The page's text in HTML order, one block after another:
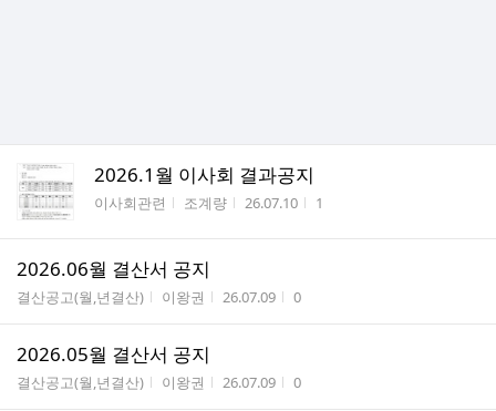
2026.1월 이사회 결과공지
게시판명
이사회관련 작성자
조계량 작성시간
26.07.10 조회수
1
2026.06월 결산서 공지
게시판명
결산공고(월,년결산) 작성자
이왕권 작성시간
26.07.09 조회수
0
2026.05월 결산서 공지
게시판명
결산공고(월,년결산) 작성자
이왕권 작성시간
26.07.09 조회수
0